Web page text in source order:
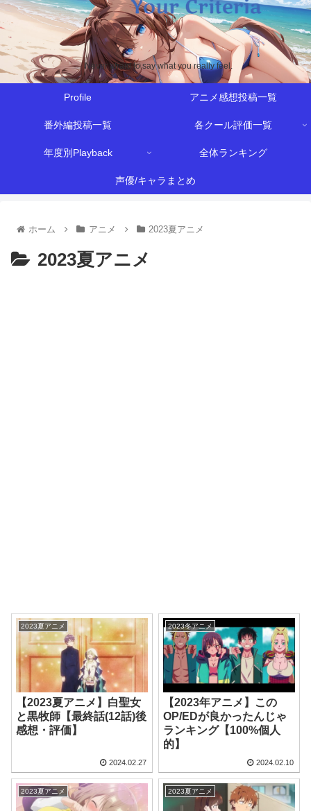
Never afraid to say what you really feel.
Profile アニメ感想投稿一覧
番外編投稿一覧 各クール評価一覧
年度別Playback 全体ランキング
声優/キャラまとめ
ホーム アニメ 2023夏アニメ
2023夏アニメ
2023夏アニメ
【2023夏アニメ】白聖女
と黒牧師【最終話(12話)後
感想・評価】
2024.02.27
2023冬アニメ
【2023年アニメ】この
OP/EDが良かったんじゃ
ランキング【100%個人
的】
2024.02.10
2023夏アニメ 2023夏アニメ